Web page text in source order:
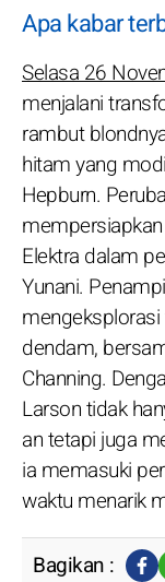
Apa kabar
Selasa 26
menjalani
rambut
hitam yang
Hepburn.
Elektra dalam
Yunani.
dendam,
Channing.
Larson tidak
an tetapi juga
ia memasuki
waktu menarik
Bagikan :